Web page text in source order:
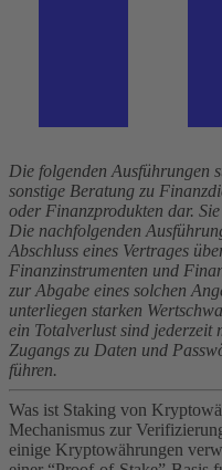
Die folgenden Ausführungen
sonstige Beratung zu
oder Finanzprodukten dar.
Die nachfolgenden
Abschluss eines Vertrages
Finanzinstrumenten und
zur Abgabe eines solchen
unterliegen starken
ein Totalverlust sind jederzeit
Zugangs zu Daten und
führen.
Was ist Staking von
Mechanismus zur
einige Kryptowährungen